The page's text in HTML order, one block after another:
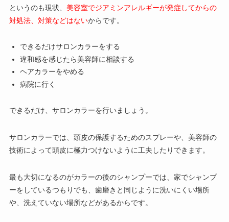
というのも現状、 美容室でジアミンアレルギーが発症してからの
対処法、対策などはないからです。
できるだけサロンカラーをする
違和感を感じたら美容師に相談する
ヘアカラーをやめる
病院に行く
できるだけ、サロンカラーを行いましょう。
サロンカラーでは、 頭皮の保護するためのスプレーや、 美容師の
技術によって頭皮に極力つけないように工夫したりできます。
最も大切になるのがカラーの後のシャンプーでは、家でシャンプ
ーをしているつもりでも、歯磨きと同じように洗いにくい場所
や、洗えていない場所などがあるからです。